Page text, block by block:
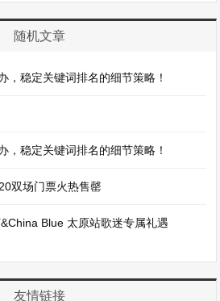
随机文章
，稳定关键词排名的细节策略！
，稳定关键词排名的细节策略！
双场门票火热售罄
Blue 太原站歌迷专属礼遇
友情链接